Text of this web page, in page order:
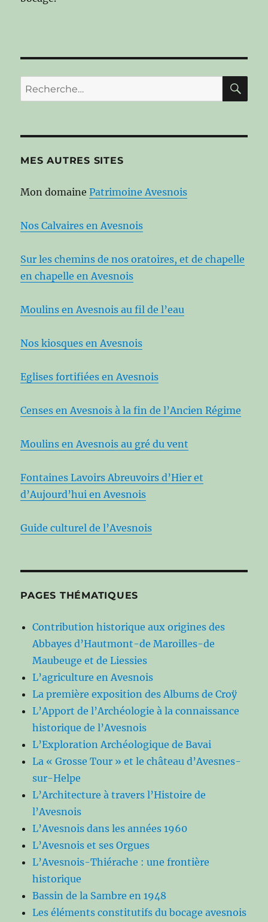
Recherche
pour :
MES AUTRES SITES
Mon domainePatrimoine Avesnois
Nos Calvaires en Avesnois
Sur les chemins de nos oratoires, et de chapelle
en chapelle en Avesnois
Moulins en Avesnois au fil de l’eau
Nos kiosques en Avesnois
Eglises fortifiées en Avesnois
Censes en Avesnois à la fin de l’Ancien Régime
Moulins en Avesnois au gré du vent
Fontaines Lavoirs Abreuvoirs d’Hier et
d’Aujourd’hui en Avesnois
Guide culturel de l’Avesnois
PAGES THÉMATIQUES
Contribution historique aux origines des
Abbayes d’Hautmont-de Maroilles-de
Maubeuge et de Liessies
L’agriculture en Avesnois
La première exposition des Albums de Croÿ
L’Apport de l’Archéologie à la connaissance
historique de l’Avesnois
L’Exploration Archéologique de Bavai
La « Grosse Tour » et le château d’Avesnes-
sur-Helpe
L’Architecture à travers l’Histoire de
l’Avesnois
L’Avesnois dans les années 1960
L’Avesnois et ses Orgues
L’Avesnois-Thiérache : une frontière
historique
Bassin de la Sambre en 1948
Les éléments constitutifs du bocage avesnois